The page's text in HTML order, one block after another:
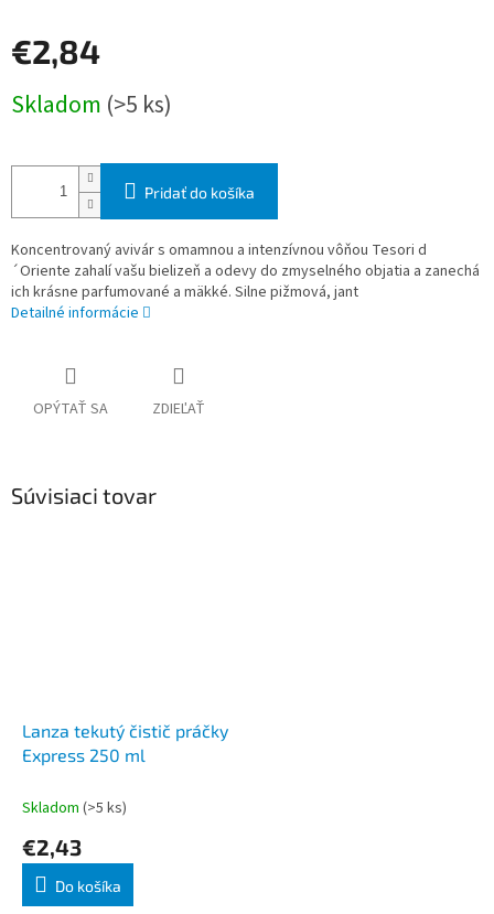
€2,84
cena:
Skladom (>5 ks)
Pridať do košíka
Koncentrovaný avivár s omamnou a intenzívnou vôňou Tesori d
´Oriente zahalí vašu bielizeň a odevy do zmyselného objatia a zanechá
ich krásne parfumované a mäkké. Silne pižmová, jant
Detailné informácie
OPÝTAŤ SA ZDIEĽAŤ
Súvisiaci tovar
Lanza tekutý čistič práčky
Express 250 ml
Skladom (>5 ks)
€2,43
Do košíka